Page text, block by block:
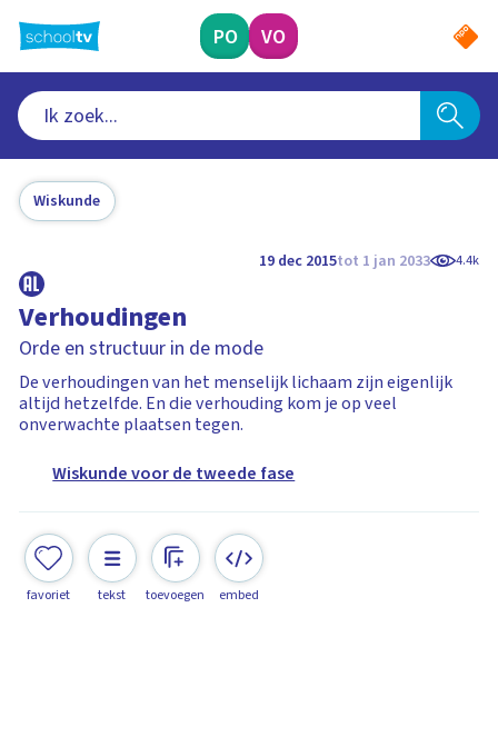
naar
hoofdinhoud
PO VO
Wiskunde
19 dec 2015tot 1 jan 2033 4.4k
Verhoudingen
Orde en structuur in de mode
De verhoudingen van het menselijk lichaam zijn eigenlijk
altijd hetzelfde. En die verhouding kom je op veel
onverwachte plaatsen tegen.
Wiskunde voor de tweede fase
favoriet tekst toevoegen embed